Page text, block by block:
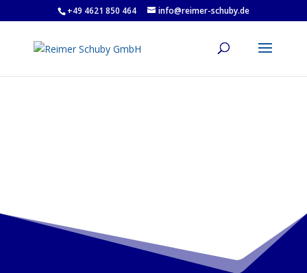
+49 4621 850 464 info@reimer-schuby.de